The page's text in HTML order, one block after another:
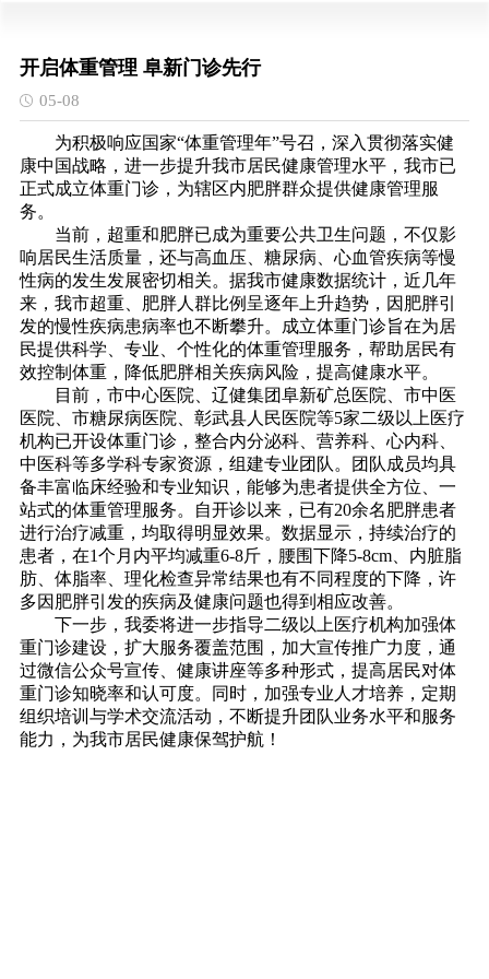
开启体重管理 阜新门诊先行
05-08
为积极响应国家“体重管理年”号召，深入贯彻落实健
康中国战略，进一步提升我市居民健康管理水平，我市已
正式成立体重门诊，为辖区内肥胖群众提供健康管理服
务。
当前，超重和肥胖已成为重要公共卫生问题，不仅影
响居民生活质量，还与高血压、糖尿病、心血管疾病等慢
性病的发生发展密切相关。据我市健康数据统计，近几年
来，我市超重、肥胖人群比例呈逐年上升趋势，因肥胖引
发的慢性疾病患病率也不断攀升。成立体重门诊旨在为居
民提供科学、专业、个性化的体重管理服务，帮助居民有
效控制体重，降低肥胖相关疾病风险，提高健康水平。
目前，市中心医院、辽健集团阜新矿总医院、市中医
医院、市糖尿病医院、彰武县人民医院等5家二级以上医疗
机构已开设体重门诊，整合内分泌科、营养科、心内科、
中医科等多学科专家资源，组建专业团队。团队成员均具
备丰富临床经验和专业知识，能够为患者提供全方位、一
站式的体重管理服务。自开诊以来，已有20余名肥胖患者
进行治疗减重，均取得明显效果。数据显示，持续治疗的
患者，在1个月内平均减重6-8斤，腰围下降5-8cm、内脏脂
肪、体脂率、理化检查异常结果也有不同程度的下降，许
多因肥胖引发的疾病及健康问题也得到相应改善。
下一步，我委将进一步指导二级以上医疗机构加强体
重门诊建设，扩大服务覆盖范围，加大宣传推广力度，通
过微信公众号宣传、健康讲座等多种形式，提高居民对体
重门诊知晓率和认可度。同时，加强专业人才培养，定期
组织培训与学术交流活动，不断提升团队业务水平和服务
能力，为我市居民健康保驾护航！